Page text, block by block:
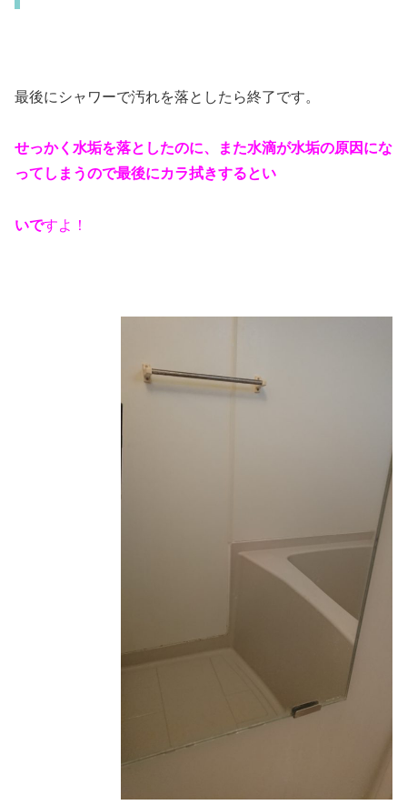
最後にシャワーで汚れを落としたら終了です。
せっかく水垢を落としたのに、また水滴が水垢の原因にな
ってしまうので最後にカラ拭きするとい
いですよ！